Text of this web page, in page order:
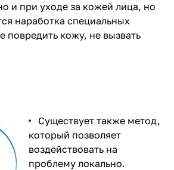
и при уходе за кожей лица, но
наработка специальных
повредить кожу, не вызвать
Существует также метод,
который позволяет
воздействовать на
проблему локально.